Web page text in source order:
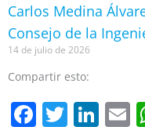
Carlos Medina
Consejo de la
14 de julio de 2026
Compartir esto: